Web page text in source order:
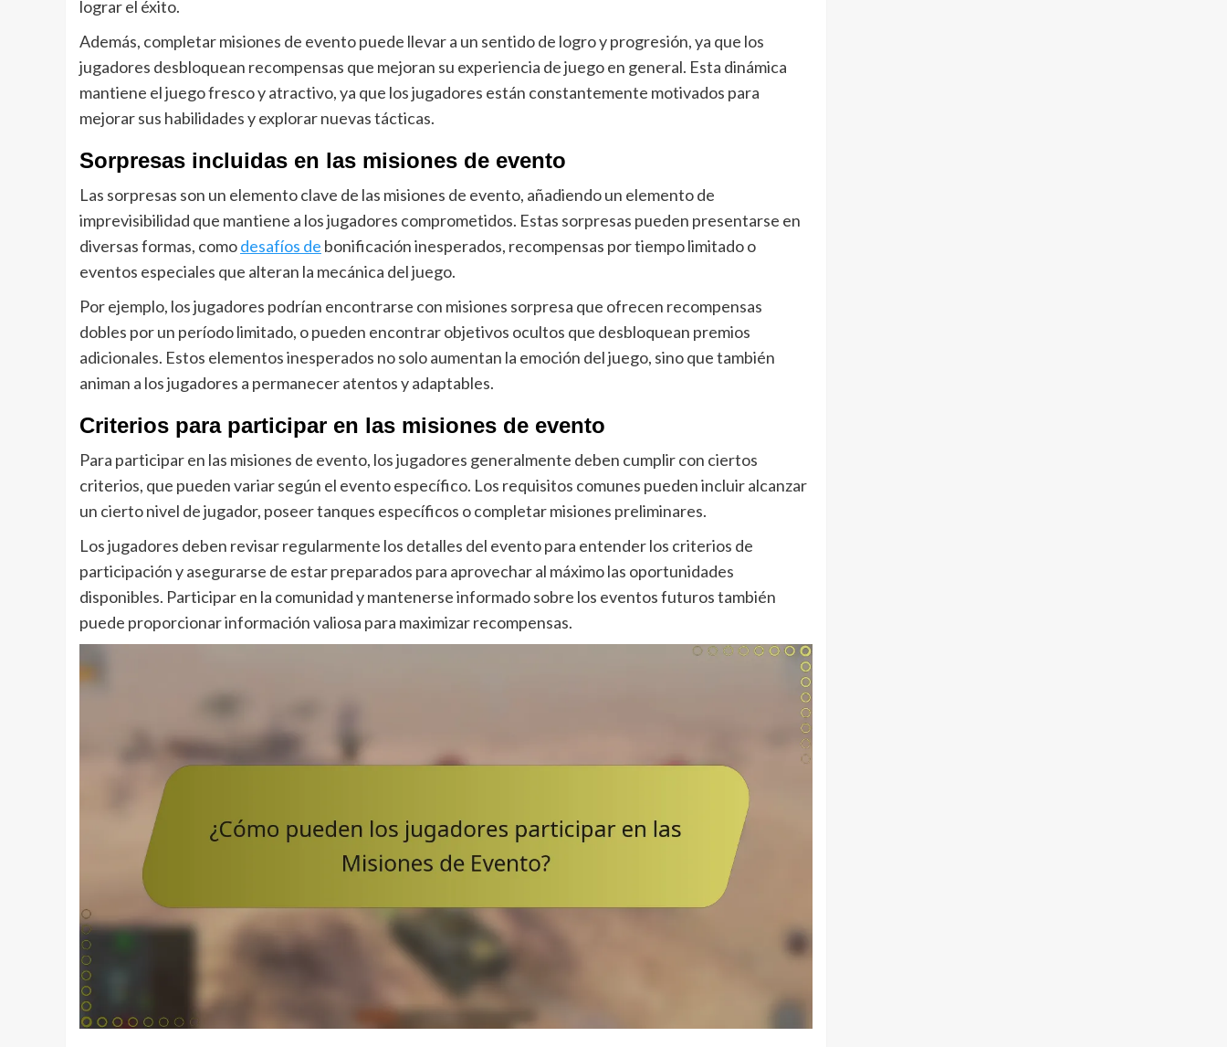
lograr el éxito.
Además, completar misiones de evento puede llevar a un sentido de logro y progresión, ya que los
jugadores desbloquean recompensas que mejoran su experiencia de juego en general. Esta dinámica
mantiene el juego fresco y atractivo, ya que los jugadores están constantemente motivados para
mejorar sus habilidades y explorar nuevas tácticas.
Sorpresas incluidas en las misiones de evento
Las sorpresas son un elemento clave de las misiones de evento, añadiendo un elemento de
imprevisibilidad que mantiene a los jugadores comprometidos. Estas sorpresas pueden presentarse en
diversas formas, comodesafíos de bonificación inesperados, recompensas por tiempo limitado o
eventos especiales que alteran la mecánica del juego.
Por ejemplo, los jugadores podrían encontrarse con misiones sorpresa que ofrecen recompensas
dobles por un período limitado, o pueden encontrar objetivos ocultos que desbloquean premios
adicionales. Estos elementos inesperados no solo aumentan la emoción del juego, sino que también
animan a los jugadores a permanecer atentos y adaptables.
Criterios para participar en las misiones de evento
Para participar en las misiones de evento, los jugadores generalmente deben cumplir con ciertos
criterios, que pueden variar según el evento específico. Los requisitos comunes pueden incluir alcanzar
un cierto nivel de jugador, poseer tanques específicos o completar misiones preliminares.
Los jugadores deben revisar regularmente los detalles del evento para entender los criterios de
participación y asegurarse de estar preparados para aprovechar al máximo las oportunidades
disponibles. Participar en la comunidad y mantenerse informado sobre los eventos futuros también
puede proporcionar información valiosa para maximizar recompensas.